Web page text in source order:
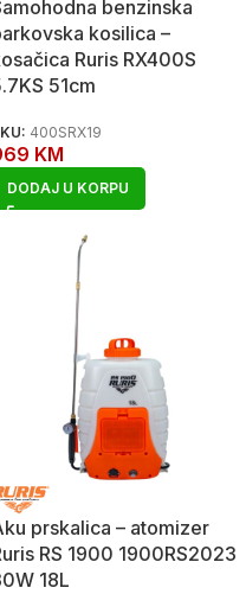
benzinska
kosilica –
Ruris RX400S
51cm
400SRX19
KM
DODAJ U KORPU
prskalica – atomizer
RS 1900 1900RS2023
18L